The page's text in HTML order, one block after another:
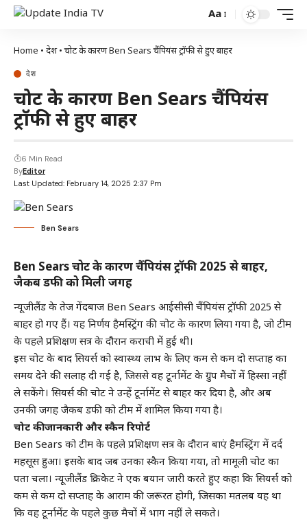
Aa
Home • देश•चोट के कारण Ben Sears चैंपियंस ट्रॉफी से हुए बाहर
देश
चोट के कारण Ben Sears चैंपियंस
ट्रॉफी से हुए बाहर
Last Updated: February 14, 2025 2:37 Pm
ByEditor
6 Min Read
Ben Sears
Ben Sears चोट के कारण चैंपियंस ट्रॉफी 2025 से बाहर,
जैकब डफी को मिली जगह
न्यूजीलैंड के तेज गेंदबाज Ben Sears आईसीसी चैंपियंस ट्रॉफी 2025 से
बाहर हो गए हैं। यह निर्णय हैमस्ट्रिंग की चोट के कारण लिया गया है, जो टीम
के पहले प्रशिक्षण सत्र के दौरान कराची में हुई थी।
इस चोट के बाद सियर्स को स्वास्थ्य लाभ के लिए कम से कम दो सप्ताह का
समय देने की सलाह दी गई है, जिससे वह टूर्नामेंट के ग्रुप मैचों में हिस्सा नहीं
ले सकेंगे। सियर्स की चोट ने उन्हें टूर्नामेंट से बाहर कर दिया है, और अब
उनकी जगह जैकब डफी को टीम में शामिल किया गया है।
चोट की जानकारी और स्कैन रिपोर्ट
Ben Sears को टीम के पहले प्रशिक्षण सत्र के दौरान बाएं हैमस्ट्रिंग में दर्द
महसूस हुआ। इसके बाद जब उनका स्कैन किया गया, तो मामूली चोट का
पता चला। न्यूजीलैंड क्रिकेट ने एक बयान जारी करते हुए कहा कि सियर्स को
कम से कम दो सप्ताह के आराम की जरूरत होगी, जिसका मतलब यह था
कि वह टूर्नामेंट के पहले कुछ मैचों में भाग नहीं ले सकते।